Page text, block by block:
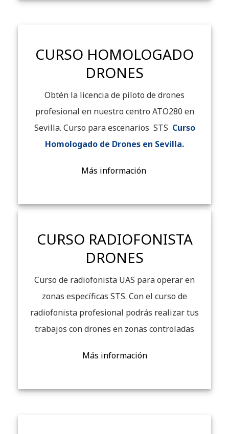
CURSO HOMOLOGADO
DRONES
Obtén la licencia de piloto de drones
profesional en nuestro centro ATO280 en
Sevilla. Curso para escenarios STS Curso
Homologado de Drones en Sevilla.
Más información
CURSO RADIOFONISTA
DRONES
Curso de radiofonista UAS para operar en
zonas específicas STS. Con el curso de
radiofonista profesional podrás realizar tus
trabajos con drones en zonas controladas
Más información